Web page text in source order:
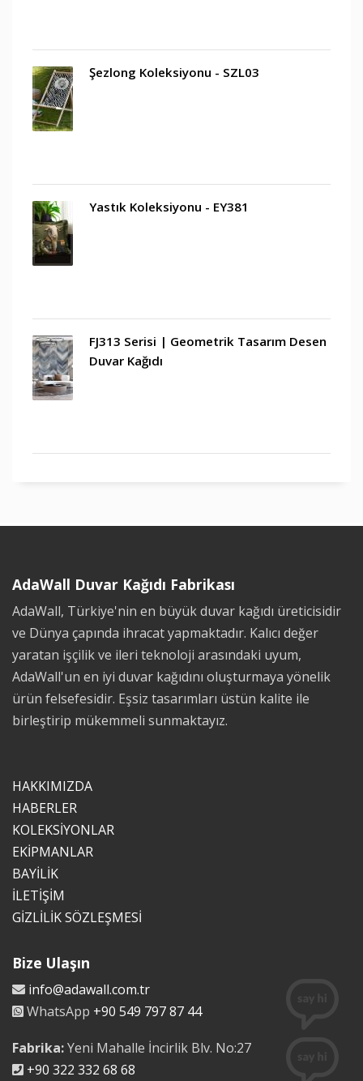
Şezlong Koleksiyonu - SZL03
Yastık Koleksiyonu - EY381
FJ313 Serisi | Geometrik Tasarım Desen
Duvar Kağıdı
AdaWall Duvar Kağıdı Fabrikası
AdaWall, Türkiye'nin en büyük duvar kağıdı üreticisidir
ve Dünya çapında ihracat yapmaktadır. Kalıcı değer
yaratan işçilik ve ileri teknoloji arasındaki uyum,
AdaWall'un en iyi duvar kağıdını oluşturmaya yönelik
ürün felsefesidir. Eşsiz tasarımları üstün kalite ile
birleştirip mükemmeli sunmaktayız.
HAKKIMIZDA
HABERLER
KOLEKSİYONLAR
EKİPMANLAR
BAYİLİK
İLETİŞİM
GİZLİLİK SÖZLEŞMESİ
Bize Ulaşın
info@adawall.com.tr
WhatsApp +90 549 797 87 44
Fabrika:Yeni Mahalle İncirlik Blv. No:27
+90 322 332 68 68